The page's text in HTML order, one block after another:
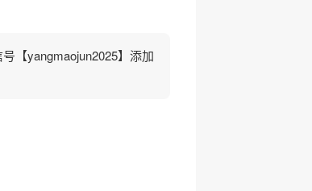
【yangmaojun2025】添加